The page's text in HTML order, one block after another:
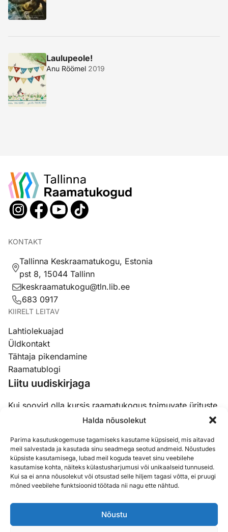
Halda nõusolekut
Parima kasutuskogemuse tagamiseks kasutame küpsiseid, mis aitavad
meil salvestada ja kasutada sinu seadmega seotud andmeid. Nõustudes
küpsiste kasutamisega, lubad meil koguda teavet sinu veebilehe
kasutamise kohta, näiteks külastusharjumusi või unikaalseid tunnuseid.
Kui sa ei anna nõusolekut või otsustad selle hiljem tagasi võtta, ei pruugi
mõned veebilehe funktsioonid töötada nii nagu ette nähtud.
Nõustu
Laulupeole!
Anu Röömel 2019
KONTAKT
Tallinna Keskraamatukogu, Estonia
pst 8, 15044 Tallinn
keskraamatukogu@tln.lib.ee
683 0917
KIIRELT LEITAV
Lahtiolekuajad
Üldkontakt
Tähtaja pikendamine
Raamatublogi
Liitu uudiskirjaga
Kui soovid olla kursis raamatukogus toimuvate ürituste,
koolituste ja uudistega, siis liitu meie uudiskirjaga.
Email (Required)
Küpsised